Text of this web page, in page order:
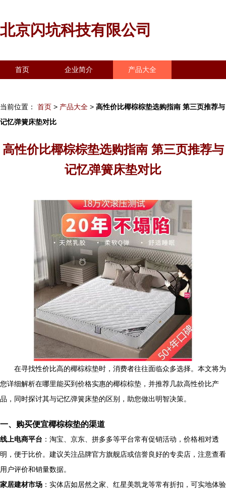
北京闪坑科技有限公司
首页 企业简介 产品大全
当前位置： 首页 > 产品大全 > 高性价比椰棕棕垫选购指南 第三页推荐与
记忆弹簧床垫对比
高性价比椰棕棕垫选购指南 第三页推荐与
记忆弹簧床垫对比
在寻找性价比高的椰棕棕垫时，消费者往往面临众多选择。本文将为
您详细解析在哪里能买到价格实惠的椰棕棕垫，并推荐几款高性价比产
品，同时探讨其与记忆弹簧床垫的区别，助您做出明智决策。
一、购买便宜椰棕棕垫的渠道
线上电商平台 ：淘宝、京东、拼多多等平台常有促销活动，价格相对透
明，便于比价。建议关注品牌官方旗舰店或信誉良好的专卖店，注意查看
用户评价和销量数据。
家居建材市场 ：实体店如居然之家、红星美凯龙等常有折扣，可实地体验